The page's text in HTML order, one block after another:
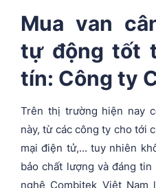
Mua van
tự động tốt
tín: Công ty
Trên thị trường hiện nay
này, từ các công ty cho tới
mại điện tử,... tuy nhiên
bảo chất lượng và đáng
nghệ Combitek Việt Nam